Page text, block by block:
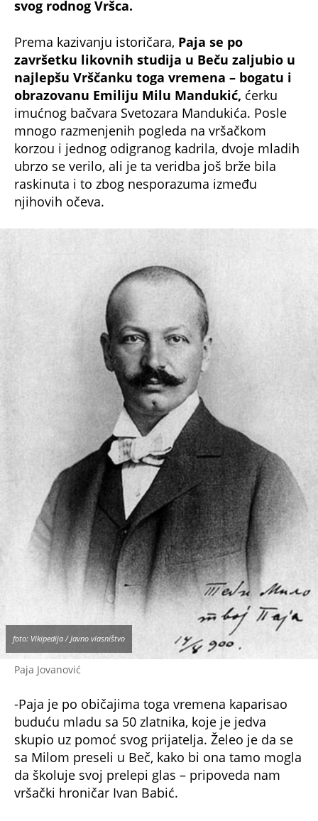
završetku likovnih studija u Beču zaljubio u
najlepšu Vrščanku toga vremena – bogatu i
obrazovanu Emiliju Milu Mandukić,ćerku
imućnog bačvara Svetozara Mandukića. Posle
mnogo razmenjenih pogleda na vršačkom
korzou i jednog odigranog kadrila, dvoje mladih
ubrzo se verilo, ali je ta veridba još brže bila
raskinuta i to zbog nesporazuma između
njihovih očeva.
Paja Jovanović
buduću mladu sa 50 zlatnika, koje je jedva
skupio uz pomoć svog prijatelja. Želeo je da se
sa Milom preseli u Beč, kako bi ona tamo mogla
da školuje svoj prelepi glas – pripoveda nam
vršački hroničar Ivan Babić.